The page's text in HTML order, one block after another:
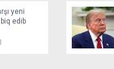
yeni
edib